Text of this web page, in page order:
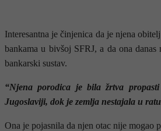
Interesantna je činjenica da je njena
bankama u bivšoj SFRJ, a da ona danas
bankarski sustav.
“Njena porodica je bila žrtva
Jugoslaviji, dok je zemlja nestajala u
Ona je pojasnila da njen otac nije mogao